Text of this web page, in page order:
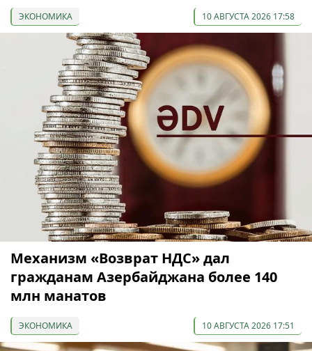
ЭКОНОМИКА 10 АВГУСТА 2026 17:58
Механизм «Возврат НДС» дал
гражданам Азербайджана более 140
млн манатов
ЭКОНОМИКА 10 АВГУСТА 2026 17:51